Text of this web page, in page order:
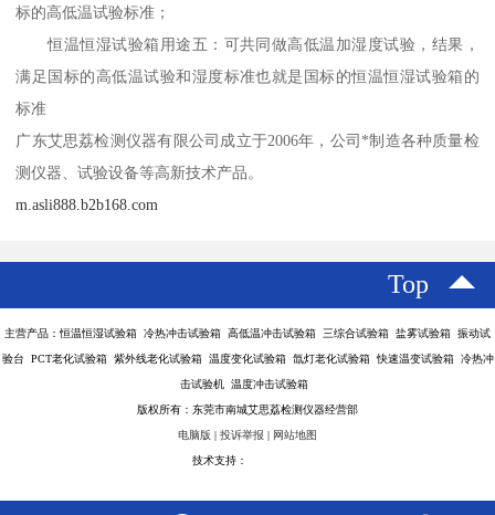
标的高低温试验标准；
恒温恒湿试验箱用途五：可共同做高低温加湿度试验，结果，
满足国标的高低温试验和湿度标准也就是国标的恒温恒湿试验箱的
标准
广东艾思荔检测仪器有限公司成立于2006年，公司*制造各种质量检
测仪器、试验设备等高新技术产品。
m.asli888.b2b168.com
Top
主营产品：恒温恒湿试验箱 冷热冲击试验箱 高低温冲击试验箱 三综合试验箱 盐雾试验箱 振动试
验台 PCT老化试验箱 紫外线老化试验箱 温度变化试验箱 氙灯老化试验箱 快速温变试验箱 冷热冲
击试验机 温度冲击试验箱
版权所有：东莞市南城艾思荔检测仪器经营部
电脑版 | 投诉举报 | 网站地图
技术支持：